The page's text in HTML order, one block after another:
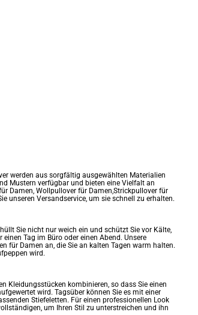
werden aus sorgfältig ausgewählten Materialien
Mustern verfügbar und bieten eine Vielfalt an
Damen, Wollpullover für Damen,Strickpullover für
unseren Versandservice, um sie schnell zu erhalten.
Sie nicht nur weich ein und schützt Sie vor Kälte,
Tag im Büro oder einen Abend. Unsere
für Damen an, die Sie an kalten Tagen warm halten.
wird.
Kleidungsstücken kombinieren, so dass Sie einen
wird. Tagsüber können Sie es mit einer
Stiefeletten. Für einen professionellen Look
um Ihren Stil zu unterstreichen und ihn